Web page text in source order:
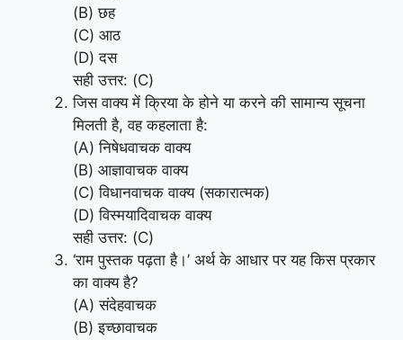
(B) छह
(C) आठ
(D) दस
सही उत्तर: (C)
जिस वाक्य में क्रिया के होने या करने की सामान्य सूचना
मिलती है, वह कहलाता है:
(A) निषेधवाचक वाक्य
(B) आज्ञावाचक वाक्य
(C) विधानवाचक वाक्य (सकारात्मक)
(D) विस्मयादिवाचक वाक्य
सही उत्तर: (C)
‘राम पुस्तक पढ़ता है।’ अर्थ के आधार पर यह किस प्रकार
का वाक्य है?
(A) संदेहवाचक
(B) इच्छावाचक